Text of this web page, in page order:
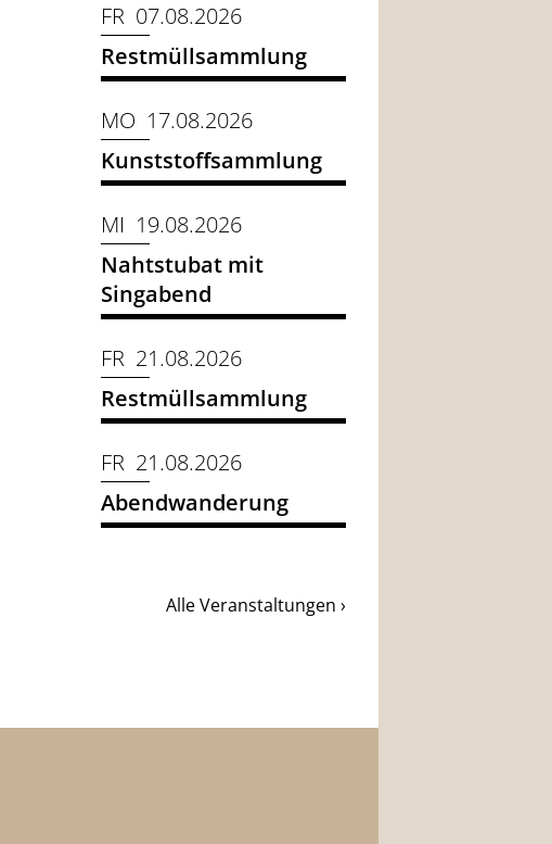
FR 07.08.2026
Restmüllsammlung
MO 17.08.2026
Kunststoffsammlung
MI 19.08.2026
Nahtstubat mit
Singabend
FR 21.08.2026
Restmüllsammlung
FR 21.08.2026
Abendwanderung
Alle Veranstaltungen ›